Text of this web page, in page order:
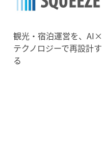
観光・宿泊運営を、AI×
テクノロジーで再設計す
る